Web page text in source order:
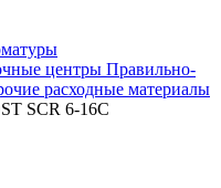
центры Правильно-
расходные материалы
SCR 6-16C